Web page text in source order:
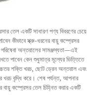
তেলএকটি সাধারণ পণ্য বিবরণের চেয়ে
কীভাবে স্ক্রু-ধরনের বায়ু কম্প্রেসর
পরিষেবা অন্তরালের সামঞ্জস্যতা—এই
পাবেন কেন শুধুমাত্র মূল্যের ভিত্তিতে
শক্তি খরচ, ছোট ড্রেন অন্তরাল এবং
খরচ বৃদ্ধি করে। শেষ পর্যন্ত, আপনার
কম্প্রেসর তেল চিহ্নিত করার একটি